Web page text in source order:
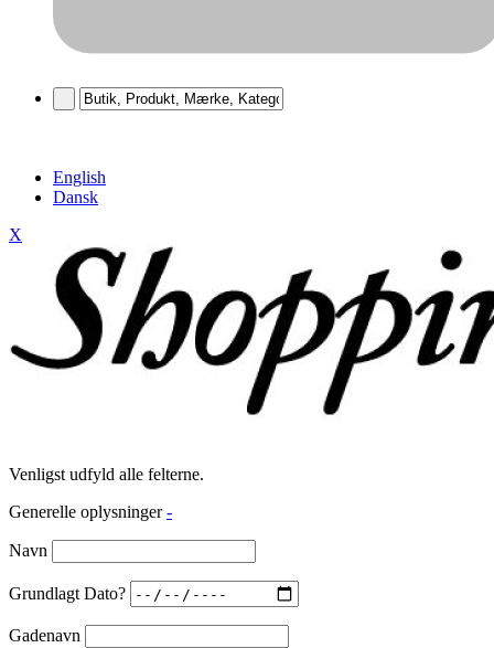
English
Dansk
X
Venligst udfyld alle felterne.
Generelle oplysninger -
Navn
Grundlagt Dato?
Gadenavn